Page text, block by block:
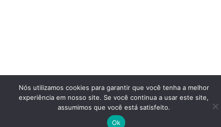
Nós utilizamos cookies para garantir que você tenha a melhor
experiência em nosso site. Se você continua a usar este site,
assumimos que você está satisfeito.
Ok